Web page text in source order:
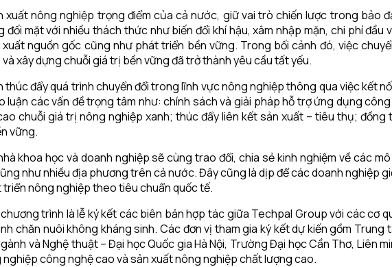
nông nghiệp trọng điểm của cả nước, giữ vai trò chiến lược trong bảo
mặt với nhiều thách thức như biến đổi khí hậu, xâm nhập mặn, chi phí
nguồn gốc cũng như phát triển bền vững. Trong bối cảnh đó, việc
xây dựng chuỗi giá trị bền vững đã trở thành yêu cầu tất yếu.
đẩy quá trình chuyển đổi trong lĩnh vực nông nghiệp thông qua việc kết
các vấn đề trọng tâm như: chính sách và giải pháp hỗ trợ ứng dụng
chuỗi giá trị nông nghiệp xanh; thúc đẩy liên kết sản xuất – tiêu thụ;
vững.
khoa học và doanh nghiệp sẽ cùng trao đổi, chia sẻ kinh nghiệm về các
như nhiều địa phương trên cả nước. Đây cũng là dịp để các doanh nghiệp
nông nghiệp theo tiêu chuẩn quốc tế.
trình là lễ ký kết các biên bản hợp tác giữa Techpal Group với các cơ
chăn nuôi không kháng sinh. Các đơn vị tham gia ký kết dự kiến gồm
và Nghệ thuật – Đại học Quốc gia Hà Nội, Trường Đại học Cần Thơ, Liên
công nghệ cao và sản xuất nông nghiệp chất lượng cao.